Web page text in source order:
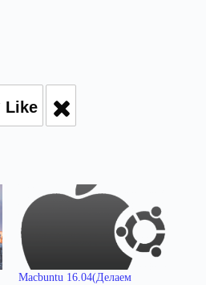
Like
Macbuntu 16.04(Делаем